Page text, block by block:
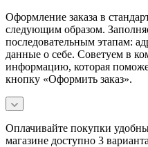
Оформление заказа в
следующим образом.
последовательным этапам:
данные о себе. Советуем в
информацию, которая
кнопку «Оформить заказ».
Оплачивайте покупки
магазине доступно 3